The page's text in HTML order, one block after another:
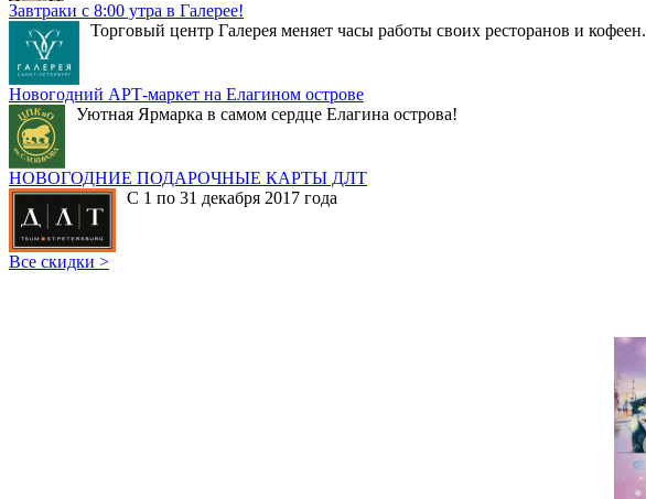
Завтраки с 8:00 утра в Галерее!
Торговый центр Галерея меняет часы работы своих ресторанов и кофеен.
Новогодний АРТ-маркет на Елагином острове
Уютная Ярмарка в самом сердце Елагина острова!
НОВОГОДНИЕ ПОДАРОЧНЫЕ КАРТЫ ДЛТ
С 1 по 31 декабря 2017 года
Все скидки >